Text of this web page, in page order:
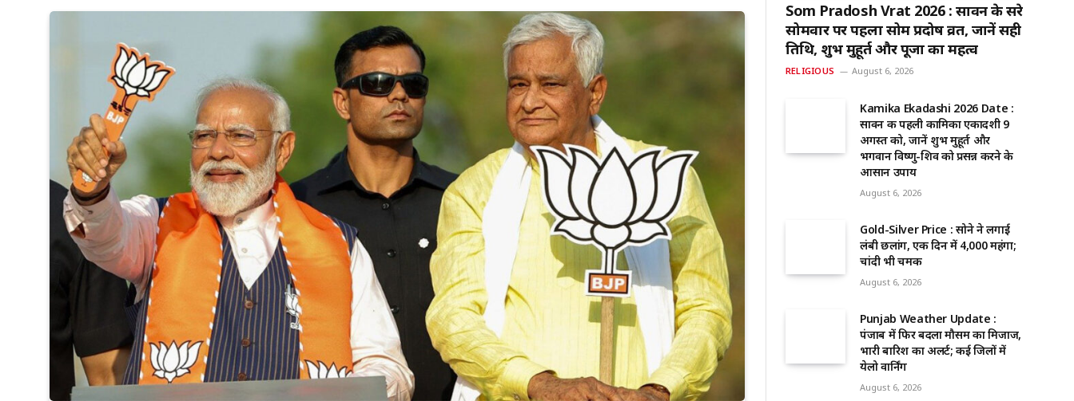
Som Pradosh Vrat 2026 : सावन के दूसरे
सोमवार पर पहला सोम प्रदोष व्रत, जानें सही
तिथि, शुभ मुहूर्त और पूजा का महत्व
RELIGIOUS August 6, 2026
Kamika Ekadashi 2026 Date :
सावन की पहली कामिका एकादशी 9
अगस्त को, जानें शुभ मुहूर्त और
भगवान विष्णु-शिव को प्रसन्न करने के
आसान उपाय
August 6, 2026
Gold-Silver Price : सोने ने लगाई
लंबी छलांग, एक दिन में ₹4,000 महंगा;
चांदी भी चमकी
August 6, 2026
Punjab Weather Update :
पंजाब में फिर बदला मौसम का मिजाज,
भारी बारिश का अलर्ट; कई जिलों में
येलो वार्निंग
August 6, 2026